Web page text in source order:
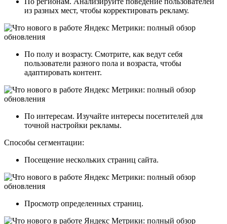
из разных мест, чтобы корректировать рекламу.
По полу и возрасту. Смотрите, как ведут себя
пользователи разного пола и возраста, чтобы
адаптировать контент.
По интересам. Изучайте интересы посетителей для
точной настройки рекламы.
Способы сегментации:
Посещение нескольких страниц сайта.
Просмотр определенных страниц.